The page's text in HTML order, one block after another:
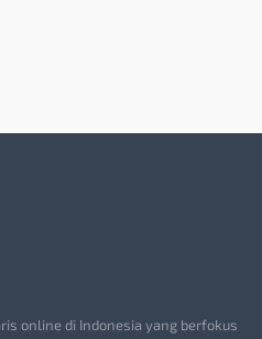
online di Indonesia yang berfokus